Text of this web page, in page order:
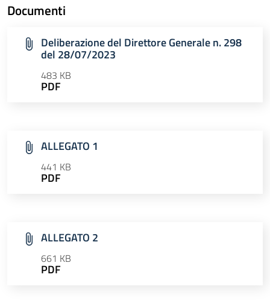
Documenti
Deliberazione del Direttore Generale n. 298
del 28/07/2023
483 KB
PDF
ALLEGATO 1
441 KB
PDF
ALLEGATO 2
661 KB
PDF